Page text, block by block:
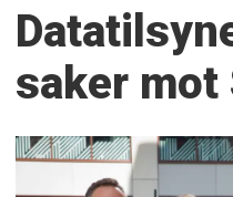
saker mot